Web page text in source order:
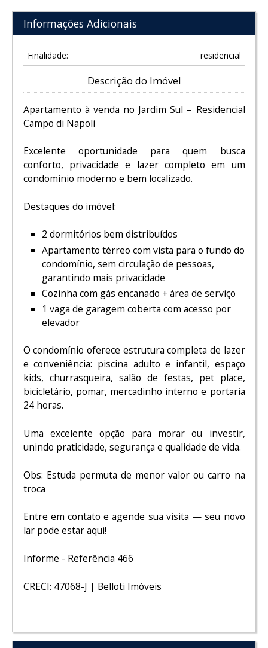
Informações Adicionais
Finalidade: residencial
Descrição do Imóvel
Apartamento à venda no Jardim Sul – Residencial
Campo di Napoli
Excelente oportunidade para quem busca
conforto, privacidade e lazer completo em um
condomínio moderno e bem localizado.
Destaques do imóvel:
2 dormitórios bem distribuídos
Apartamento térreo com vista para o fundo do
condomínio, sem circulação de pessoas,
garantindo mais privacidade
Cozinha com gás encanado + área de serviço
1 vaga de garagem coberta com acesso por
elevador
O condomínio oferece estrutura completa de lazer
e conveniência: piscina adulto e infantil, espaço
kids, churrasqueira, salão de festas, pet place,
bicicletário, pomar, mercadinho interno e portaria
24 horas.
Uma excelente opção para morar ou investir,
unindo praticidade, segurança e qualidade de vida.
Obs: Estuda permuta de menor valor ou carro na
troca
Entre em contato e agende sua visita — seu novo
lar pode estar aqui!
Informe - Referência 466
CRECI: 47068-J | Belloti Imóveis